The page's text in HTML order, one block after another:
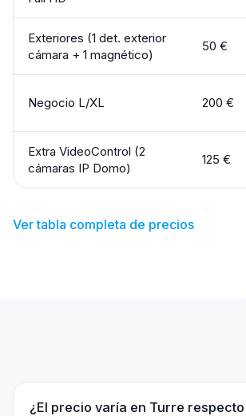
Exteriores (1 det. exterior
cámara + 1 magnético)
50 €
Negocio L/XL 200 €
Extra VideoControl (2
cámaras IP Domo)
125 €
Ver tabla completa de precios
¿El precio varía en Turre